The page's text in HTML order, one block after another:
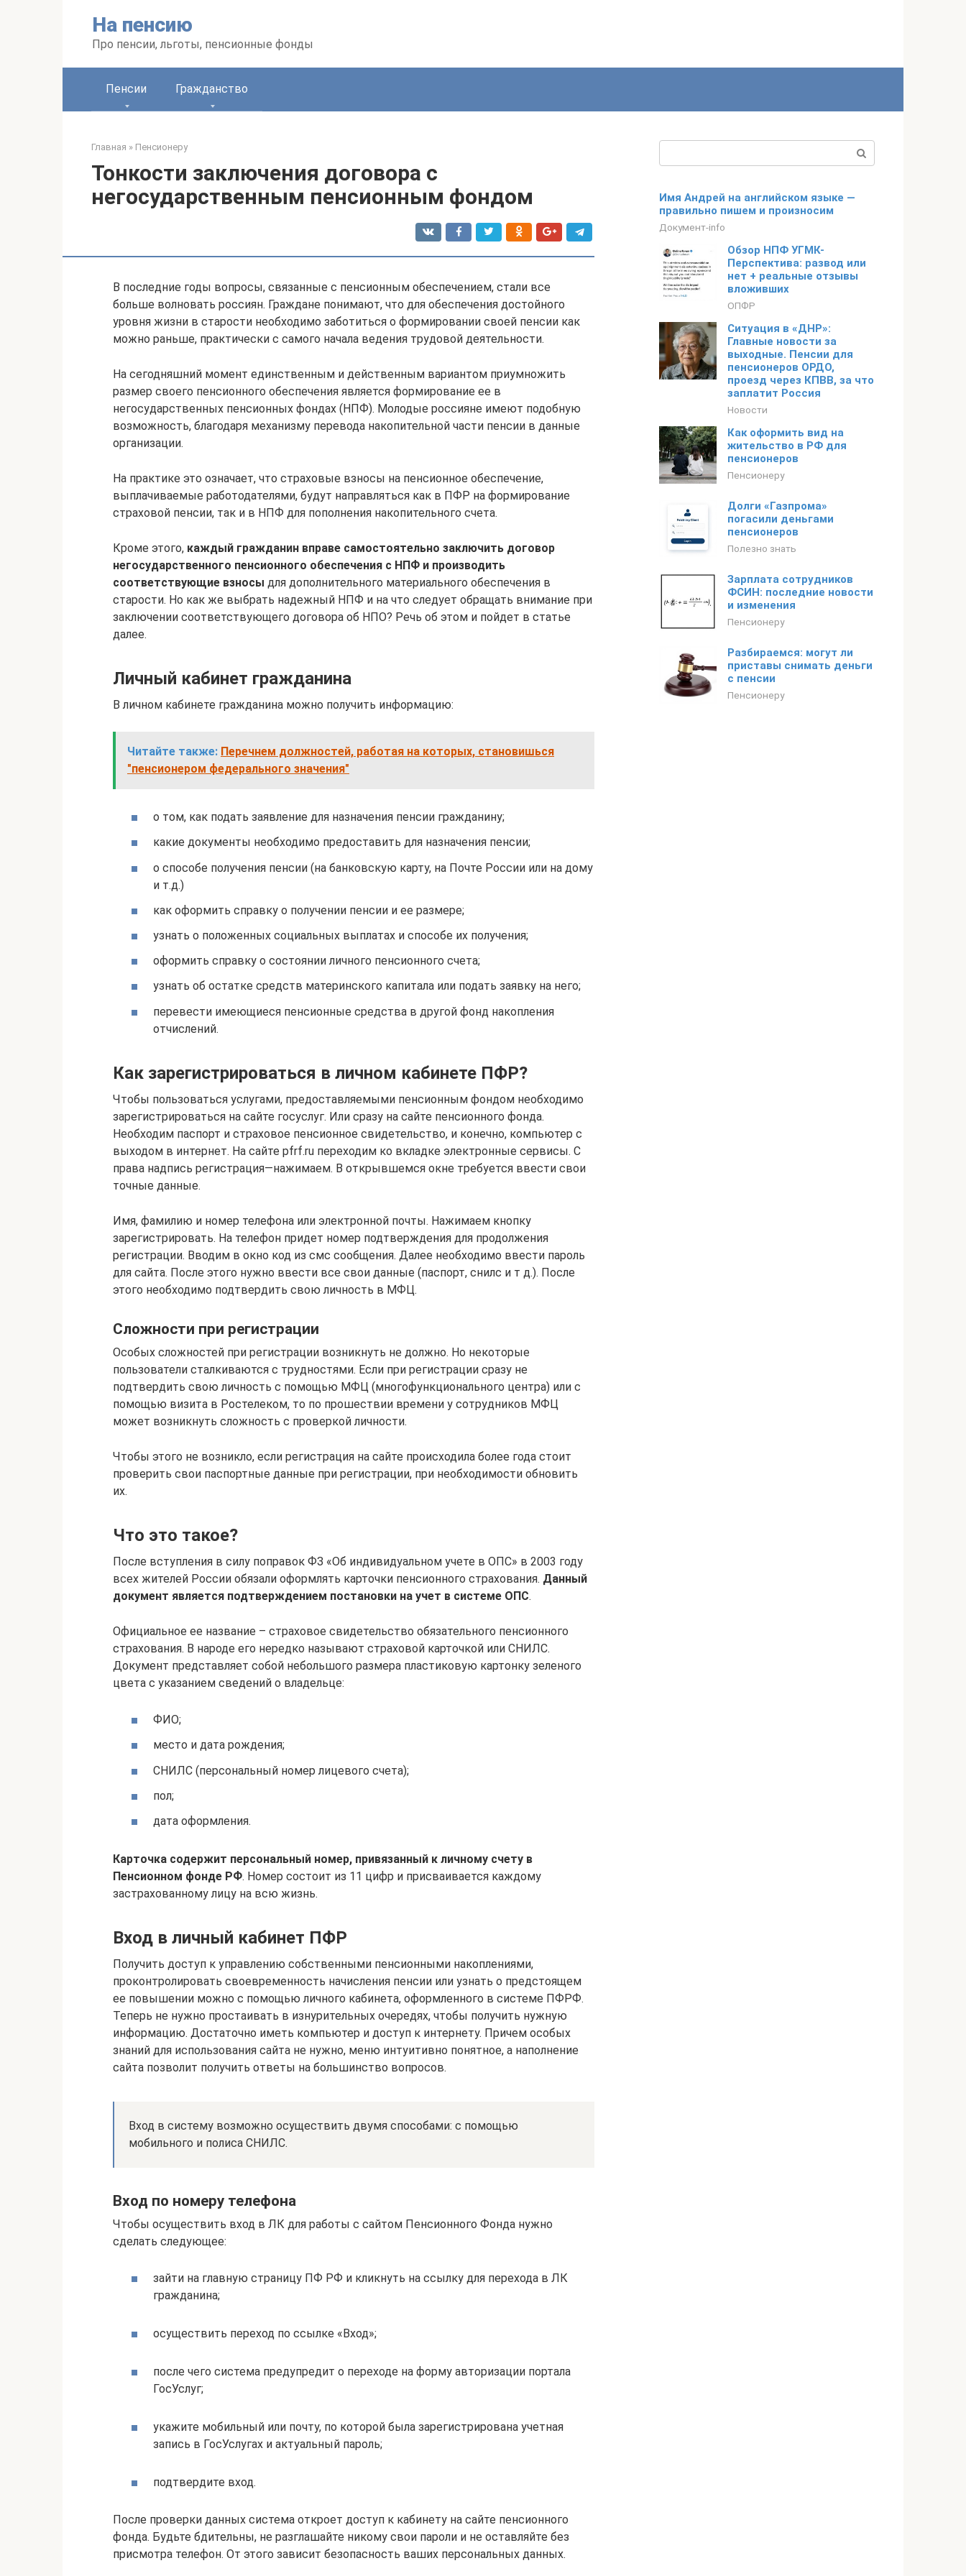
На пенсию
Про пенсии, льготы, пенсионные фонды
Пенсии Гражданство
Главная » Пенсионеру
Тонкости заключения договора с
негосударственным пенсионным фондом
В последние годы вопросы, связанные с пенсионным обеспечением, стали все
больше волновать россиян. Граждане понимают, что для обеспечения достойного
уровня жизни в старости необходимо заботиться о формировании своей пенсии как
можно раньше, практически с самого начала ведения трудовой деятельности.
На сегодняшний момент единственным и действенным вариантом приумножить
размер своего пенсионного обеспечения является формирование ее в
негосударственных пенсионных фондах (НПФ). Молодые россияне имеют подобную
возможность, благодаря механизму перевода накопительной части пенсии в данные
организации.
На практике это означает, что страховые взносы на пенсионное обеспечение,
выплачиваемые работодателями, будут направляться как в ПФР на формирование
страховой пенсии, так и в НПФ для пополнения накопительного счета.
Кроме этого, каждый гражданин вправе самостоятельно заключить договор
негосударственного пенсионного обеспечения с НПФ и производить
соответствующие взносы для дополнительного материального обеспечения в
старости. Но как же выбрать надежный НПФ и на что следует обращать внимание при
заключении соответствующего договора об НПО? Речь об этом и пойдет в статье
далее.
Личный кабинет гражданина
В личном кабинете гражданина можно получить информацию:
Читайте также: Перечнем должностей, работая на которых, становишься
"пенсионером федерального значения"
о том, как подать заявление для назначения пенсии гражданину;
какие документы необходимо предоставить для назначения пенсии;
о способе получения пенсии (на банковскую карту, на Почте России или на дому
и т.д.)
как оформить справку о получении пенсии и ее размере;
узнать о положенных социальных выплатах и способе их получения;
оформить справку о состоянии личного пенсионного счета;
узнать об остатке средств материнского капитала или подать заявку на него;
перевести имеющиеся пенсионные средства в другой фонд накопления
отчислений.
Как зарегистрироваться в личном кабинете ПФР?
Чтобы пользоваться услугами, предоставляемыми пенсионным фондом необходимо
зарегистрироваться на сайте госуслуг. Или сразу на сайте пенсионного фонда.
Необходим паспорт и страховое пенсионное свидетельство, и конечно, компьютер с
выходом в интернет. На сайте pfrf.ru переходим ко вкладке электронные сервисы. С
права надпись регистрация—нажимаем. В открывшемся окне требуется ввести свои
точные данные.
Имя, фамилию и номер телефона или электронной почты. Нажимаем кнопку
зарегистрировать. На телефон придет номер подтверждения для продолжения
регистрации. Вводим в окно код из смс сообщения. Далее необходимо ввести пароль
для сайта. После этого нужно ввести все свои данные (паспорт, снилс и т д.). После
этого необходимо подтвердить свою личность в МФЦ.
Сложности при регистрации
Особых сложностей при регистрации возникнуть не должно. Но некоторые
пользователи сталкиваются с трудностями. Если при регистрации сразу не
подтвердить свою личность с помощью МФЦ (многофункционального центра) или с
помощью визита в Ростелеком, то по прошествии времени у сотрудников МФЦ
может возникнуть сложность с проверкой личности.
Чтобы этого не возникло, если регистрация на сайте происходила более года стоит
проверить свои паспортные данные при регистрации, при необходимости обновить
их.
Что это такое?
После вступления в силу поправок ФЗ «Об индивидуальном учете в ОПС» в 2003 году
всех жителей России обязали оформлять карточки пенсионного страхования. Данный
документ является подтверждением постановки на учет в системе ОПС.
Официальное ее название – страховое свидетельство обязательного пенсионного
страхования. В народе его нередко называют страховой карточкой или СНИЛС.
Документ представляет собой небольшого размера пластиковую картонку зеленого
цвета с указанием сведений о владельце:
ФИО;
место и дата рождения;
СНИЛС (персональный номер лицевого счета);
пол;
дата оформления.
Карточка содержит персональный номер, привязанный к личному счету в
Пенсионном фонде РФ. Номер состоит из 11 цифр и присваивается каждому
застрахованному лицу на всю жизнь.
Вход в личный кабинет ПФР
Получить доступ к управлению собственными пенсионными накоплениями,
проконтролировать своевременность начисления пенсии или узнать о предстоящем
ее повышении можно с помощью личного кабинета, оформленного в системе ПФРФ.
Теперь не нужно простаивать в изнурительных очередях, чтобы получить нужную
информацию. Достаточно иметь компьютер и доступ к интернету. Причем особых
знаний для использования сайта не нужно, меню интуитивно понятное, а наполнение
сайта позволит получить ответы на большинство вопросов.
Вход в систему возможно осуществить двумя способами: с помощью
мобильного и полиса СНИЛС.
Вход по номеру телефона
Чтобы осуществить вход в ЛК для работы с сайтом Пенсионного Фонда нужно
сделать следующее:
зайти на главную страницу ПФ РФ и кликнуть на ссылку для перехода в ЛК
гражданина;
осуществить переход по ссылке «Вход»;
после чего система предупредит о переходе на форму авторизации портала
ГосУслуг;
укажите мобильный или почту, по которой была зарегистрирована учетная
запись в ГосУслугах и актуальный пароль;
подтвердите вход.
После проверки данных система откроет доступ к кабинету на сайте пенсионного
фонда. Будьте бдительны, не разглашайте никому свои пароли и не оставляйте без
присмотра телефон. От этого зависит безопасность ваших персональных данных.
Имя Андрей на английском языке —
правильно пишем и произносим
Документ-info
Обзор НПФ УГМК-
Перспектива: развод или
нет + реальные отзывы
вложивших
ОПФР
Ситуация в «ДНР»:
Главные новости за
выходные. Пенсии для
пенсионеров ОРДО,
проезд через КПВВ, за что
заплатит Россия
Новости
Как оформить вид на
жительство в РФ для
пенсионеров
Пенсионеру
Долги «Газпрома»
погасили деньгами
пенсионеров
Полезно знать
Зарплата сотрудников
ФСИН: последние новости
и изменения
Пенсионеру
Разбираемся: могут ли
приставы снимать деньги
с пенсии
Пенсионеру